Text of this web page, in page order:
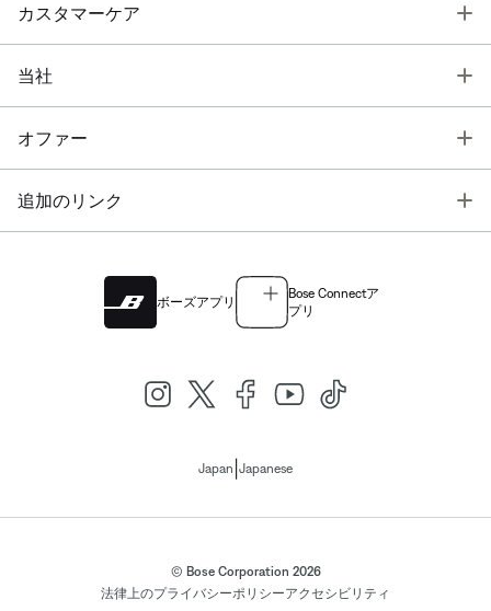
カスタマーケア
当社
オファー
追加のリンク
ボーズアプリ
Bose Connectア
プリ
Japan Japanese
© Bose Corporation 2026
法律上のプライバシーポリシーアクセシビリティ